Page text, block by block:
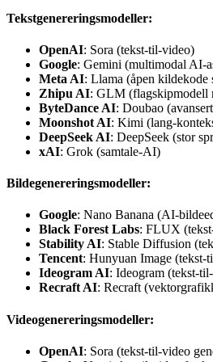
Tekstgenereringsmodeller:
OpenAI: Sora (tekst-til-video)
Google: Gemini (multimodal AI-
Meta AI: Llama (åpen kildekode
Zhipu AI: GLM (flagskipmodell
ByteDance AI: Doubao
Moonshot AI: Kimi (lang-
DeepSeek AI: DeepSeek (stor
xAI: Grok (samtale-AI)
Bildegenereringsmodeller:
Google: Nano Banana (AI-
Black Forest Labs: FLUX
Stability AI: Stable Diffusion
Tencent: Hunyuan Image (tekst-
Ideogram AI: Ideogram (tekst-
Recraft AI: Recraft
Videogenereringsmodeller:
OpenAI: Sora (tekst-til-video